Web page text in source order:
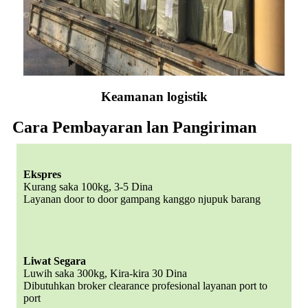
Keamanan logistik
Cara Pembayaran lan Pangiriman
Ekspres
Kurang saka 100kg, 3-5 Dina
Layanan door to door gampang kanggo njupuk barang
Liwat Segara
Luwih saka 300kg, Kira-kira 30 Dina
Dibutuhkan broker clearance profesional layanan port to
port